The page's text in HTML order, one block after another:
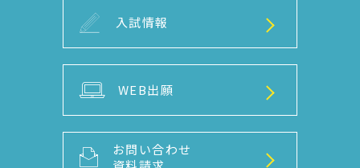
入試情報
WEB出願
お問い合わせ